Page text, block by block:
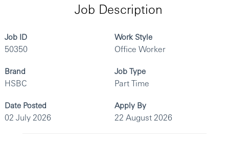
Job Description
Job ID
50350
Work Style
Office Worker
Brand
HSBC
Job Type
Part Time
Date Posted
02 July 2026
Apply By
22 August 2026